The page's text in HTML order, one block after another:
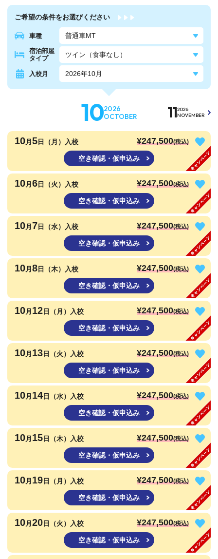
ご希望の条件をお選びください
車種
宿泊部屋
タイプ
入校月
102026
OCTOBER
112026
NOVEMBER
10月 5日（月）入校 ¥247,500(税込)
空き確認・仮申込み
10月 6日（火）入校 ¥247,500(税込)
空き確認・仮申込み
10月 7日（水）入校 ¥247,500(税込)
空き確認・仮申込み
10月 8日（木）入校 ¥247,500(税込)
空き確認・仮申込み
10月 12日（月）入校 ¥247,500(税込)
空き確認・仮申込み
10月 13日（火）入校 ¥247,500(税込)
空き確認・仮申込み
10月 14日（水）入校 ¥247,500(税込)
空き確認・仮申込み
10月 15日（木）入校 ¥247,500(税込)
空き確認・仮申込み
10月 19日（月）入校 ¥247,500(税込)
空き確認・仮申込み
10月 20日（火）入校 ¥247,500(税込)
空き確認・仮申込み